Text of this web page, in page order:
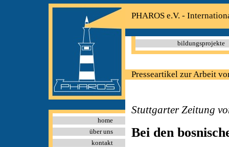
home
über uns
kontakt
PHAROS e.V. -
bildungsprojekte
Presseartikel zur Arbeit
Stuttgarter Zeitung
Bei den